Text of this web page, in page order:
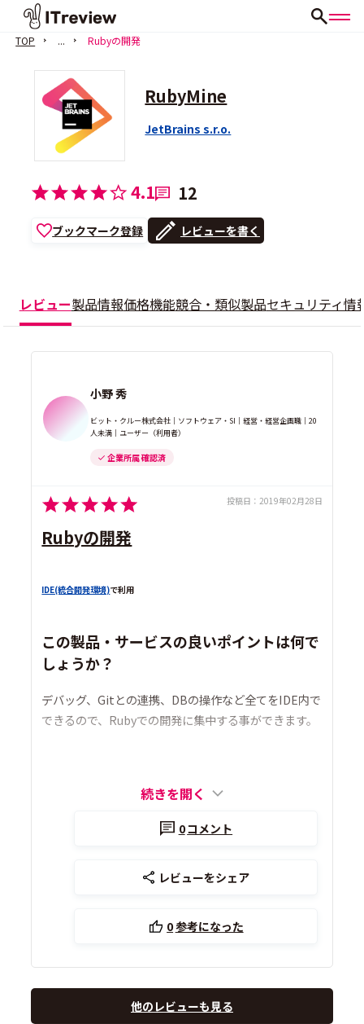
TOP ... Rubyの開発
RubyMine
JetBrains s.r.o.
4.1 12
ブックマーク登録 レビューを書く
レビュー製品情報価格機能競合・類似製品セキュリティ情
小野 秀
ビット・クルー株式会社｜ソフトウェア・SI｜経営・経営企画職｜20
人未満｜ユーザー（利用者）
企業所属 確認済
投稿日： 2019年02月28日
Rubyの開発
IDE(統合開発環境)で利用
この製品・サービスの良いポイントは何で
しょうか？
デバッグ、Gitとの連携、DBの操作など全てをIDE内で
できるので、Rubyでの開発に集中する事ができます。
続きを開く
0コメント
レビューをシェア
0参考になった
他のレビューも見る